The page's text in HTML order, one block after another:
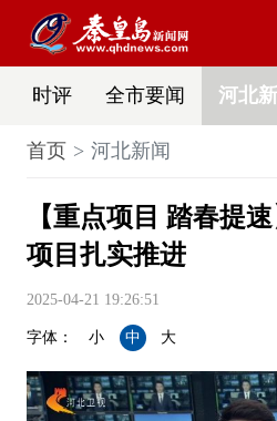
时评 全市要闻 河北
首页 河北新闻
【重点项目 踏春提
项目扎实推进
2025-04-21 19:26:51
字体： 小 中 大